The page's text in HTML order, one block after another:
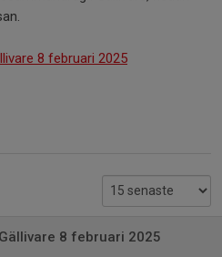
8 februari 2025
8 februari 2025